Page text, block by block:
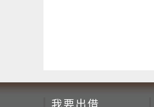
我要出借